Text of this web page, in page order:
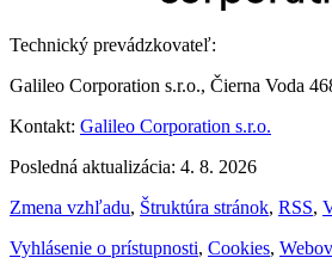
Technický prevádzkovateľ:
Galileo Corporation s.r.o., Čierna Voda
Kontakt: Galileo Corporation s.r.o.
Posledná aktualizácia: 4. 8. 2026
Zmena vzhľadu, Štruktúra stránok, RSS,
Vyhlásenie o prístupnosti, Cookies,